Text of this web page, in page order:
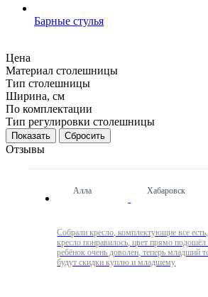
Барные стулья
Цена
Материал столешницы
Тип столешницы
Ширина, см
По комплектации
Тип регулировки столешницы
Сбросить
Отзывы
Алла Хабаровск
Собрали кресло, комплектующие все
кресло понравилось, цвет прямо
ребёнок очень доволен, теперь младший
будут скидки куплю и младшему